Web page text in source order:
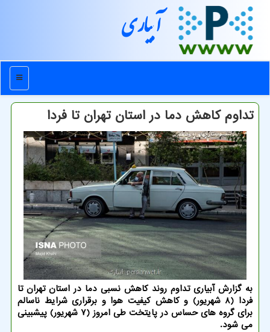
آبیاری
منو
تداوم کاهش دما در استان تهران تا فردا
به گزارش آبیاری تداوم روند کاهش نسبی دما در استان تهران تا
فردا (۸ شهریور) و کاهش کیفیت هوا و برقراری شرایط ناسالم
برای گروه های حساس در پایتخت طی امروز (۷ شهریور) پیشبینی
می شود.